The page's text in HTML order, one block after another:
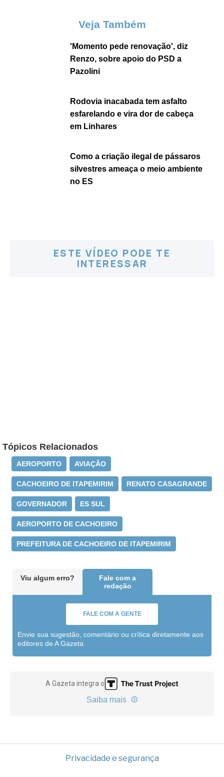
Veja Também
'Momento pede renovação', diz
Renzo, sobre apoio do PSD a
Pazolini
Rodovia inacabada tem asfalto
esfarelando e vira dor de cabeça
em Linhares
Como a criação ilegal de pássaros
silvestres ameaça o meio ambiente
no ES
ESTE VÍDEO PODE TE
INTERESSAR
Tópicos Relacionados
AEROPORTO AVIAÇÃO
CACHOEIRO DE ITAPEMIRIM RENATO CASAGRANDE
GOVERNADOR ES SUL
AEROPORTO DE CACHOEIRO
PREFEITURA DE CACHOEIRO DE ITAPEMIRIM
Viu algum erro?
Fale com a
redação
FALE COM A GENTE
Envie sua sugestão, comentário ou crítica diretamente aos
editores de A Gazeta
A Gazeta integra o
Saiba mais
Privacidade e segurança